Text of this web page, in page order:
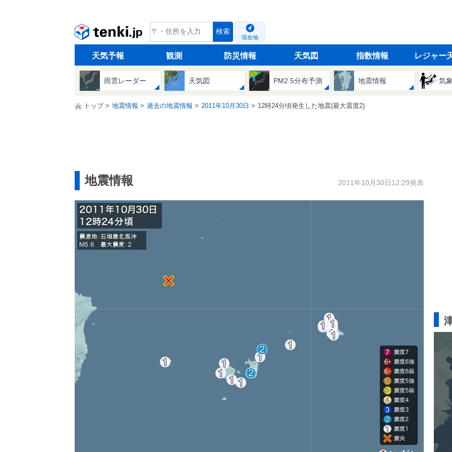
tenki.jp 検索
現在地
天気予報 観測 防災情報 天気図 指数情報 レジャー
雨雲レーダー 天気図 PM2.5分布予測 地震情報 気
トップ 地震情報 過去の地震情報 2011年10月30日 12時24分頃発生した地震(最大震度2)
地震情報 2011年10月30日12:29発表